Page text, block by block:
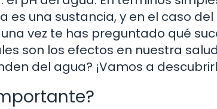
una sustancia, y en el caso del
vez te has preguntado qué
son los efectos en nuestra
del agua? ¡Vamos a